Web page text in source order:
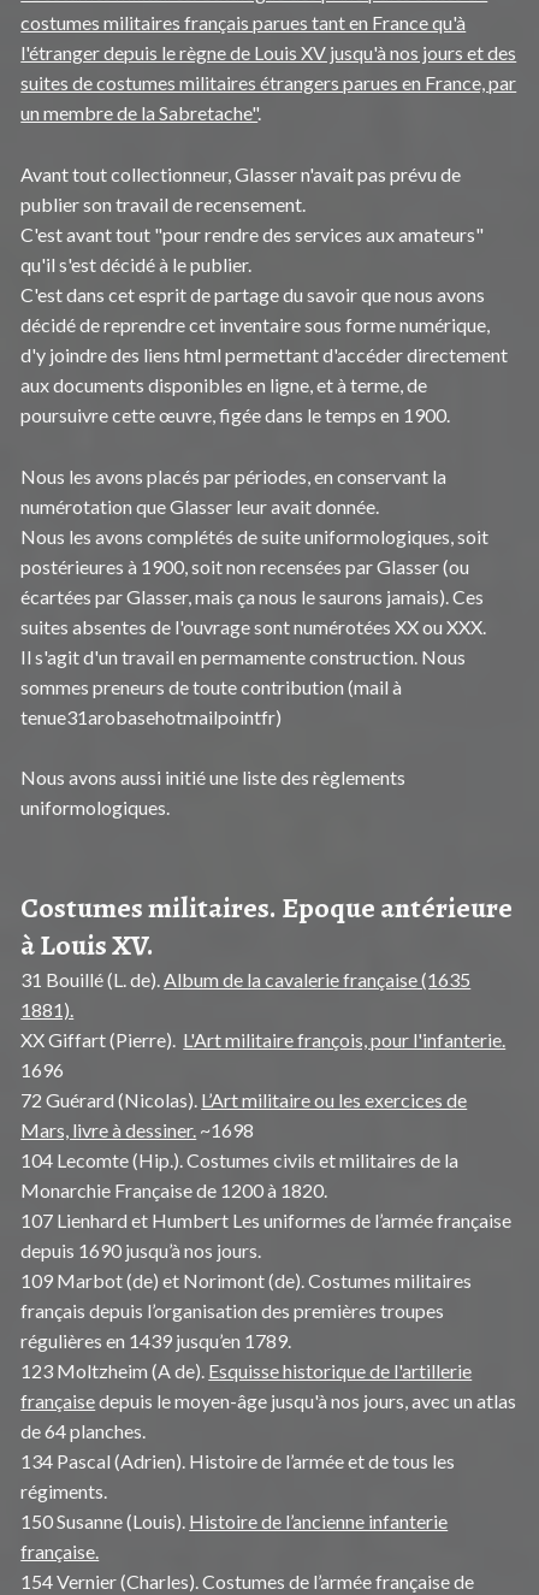
costumes militaires français parues tant en France qu'à
l'étranger depuis le règne de Louis XV jusqu'à nos jours et des
suites de costumes militaires étrangers parues en France, par
un membre de la Sabretache".
Avant tout collectionneur, Glasser n'avait pas prévu de
publier son travail de recensement.
C'est avant tout "pour rendre des services aux amateurs"
qu'il s'est décidé à le publier.
C'est dans cet esprit de partage du savoir que nous avons
décidé de reprendre cet inventaire sous forme numérique,
d'y joindre des liens html permettant d'accéder directement
aux documents disponibles en ligne, et à terme, de
poursuivre cette œuvre, figée dans le temps en 1900.
Nous les avons placés par périodes, en conservant la
numérotation que Glasser leur avait donnée.
Nous les avons complétés de suite uniformologiques, soit
postérieures à 1900, soit non recensées par Glasser (ou
écartées par Glasser, mais ça nous le saurons jamais). Ces
suites absentes de l'ouvrage sont numérotées XX ou XXX.
Il s'agit d'un travail en permamente construction. Nous
sommes preneurs de toute contribution (mail à
tenue31arobasehotmailpointfr)
Nous avons aussi initié une liste des règlements
uniformologiques.
Costumes militaires. Epoque antérieure
à Louis XV.
31 Bouillé (L. de).Album de la cavalerie française (1635
1881).
XX Giffart (Pierre). L'Art militaire françois, pour l'infanterie.
1696
72 Guérard (Nicolas). L’Art militaire ou les exercices de
Mars, livre à dessiner. ~1698
104 Lecomte (Hip.). Costumes civils et militaires de la
Monarchie Française de 1200 à 1820.
107 Lienhard et Humbert Les uniformes de l’armée française
depuis 1690 jusqu’à nos jours.
109 Marbot (de) et Norimont (de). Costumes militaires
français depuis l’organisation des premières troupes
régulières en 1439 jusqu’en 1789.
123 Moltzheim (A de). Esquisse historique de l'artillerie
françaisedepuis le moyen-âge jusqu'à nos jours, avec un atlas
de 64 planches.
134 Pascal (Adrien). Histoire de l’armée et de tous les
régiments.
150 Susanne (Louis). Histoire de l’ancienne infanterie
française.
154 Vernier (Charles). Costumes de l’armée française de